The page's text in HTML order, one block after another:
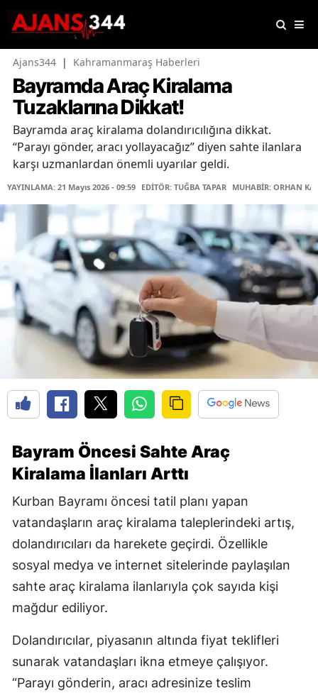
Ajans344 | Kahramanmaraş Haberleri
Bayramda Araç Kiralama
Tuzaklarına Dikkat!
Bayramda araç kiralama dolandırıcılığına dikkat.
“Parayı gönder, aracı yollayacağız” diyen sahte ilanlara
karşı uzmanlardan önemli uyarılar geldi.
YAYINLAMA: 21 Mayıs 2026 - 09:59 EDİTÖR: TUĞBA TAPAR MUHABİR: ORHAN
Bayram Öncesi Sahte Araç
Kiralama İlanları Arttı
Kurban Bayramı öncesi tatil planı yapan
vatandaşların araç kiralama taleplerindeki artış,
dolandırıcıları da harekete geçirdi. Özellikle
sosyal medya ve internet sitelerinde paylaşılan
sahte araç kiralama ilanlarıyla çok sayıda kişi
mağdur ediliyor.
Dolandırıcılar, piyasanın altında fiyat teklifleri
sunarak vatandaşları ikna etmeye çalışıyor.
“Parayı gönderin, aracı adresinize teslim